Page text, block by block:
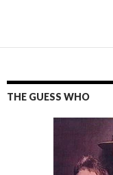
THE GUESS WHO